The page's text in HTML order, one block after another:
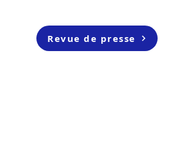
Revue de presse